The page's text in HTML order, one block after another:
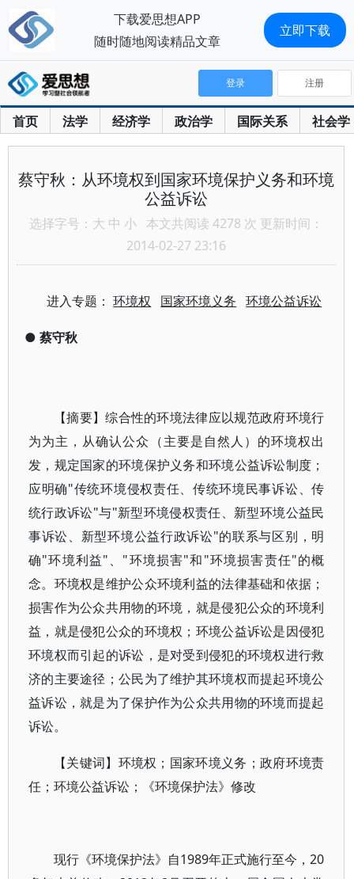
首页 法学 经济学 政治学 国际关系 社会学
登录 注册
蔡守秋：从环境权到国家环境保护义务和环境
公益诉讼
选择字号： 大 中 小 本文共阅读 4278 次 更新时间：
2014-02-27 23:16
进入专题：环境权 国家环境义务 环境公益诉讼
● 蔡守秋
【摘要】综合性的环境法律应以规范政府环境行
为为主，从确认公众（主要是自然人）的环境权出
发，规定国家的环境保护义务和环境公益诉讼制度；
应明确"传统环境侵权责任、传统环境民事诉讼、传
统行政诉讼"与"新型环境侵权责任、新型环境公益民
事诉讼、新型环境公益行政诉讼"的联系与区别，明
确"环境利益"、"环境损害"和"环境损害责任"的概
念。环境权是维护公众环境利益的法律基础和依据；
损害作为公众共用物的环境，就是侵犯公众的环境利
益，就是侵犯公众的环境权；环境公益诉讼是因侵犯
环境权而引起的诉讼，是对受到侵犯的环境权进行救
济的主要途径；公民为了维护其环境权而提起环境公
益诉讼，就是为了保护作为公众共用物的环境而提起
诉讼。
【关键词】环境权；国家环境义务；政府环境责
任；环境公益诉讼；《环境保护法》修改
现行《环境保护法》自1989年正式施行至今，20
下载爱思想APP
随时随地阅读精品文章
立即下载